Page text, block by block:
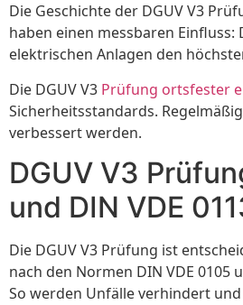
Die Geschichte der DGUV V3
haben einen messbaren
elektrischen Anlagen den
Die DGUV V3 Prüfung ortsfester
Sicherheitsstandards.
verbessert werden.
DGUV V3
und DIN VDE
Die DGUV V3 Prüfung ist
nach den Normen DIN VDE
So werden Unfälle verhindert